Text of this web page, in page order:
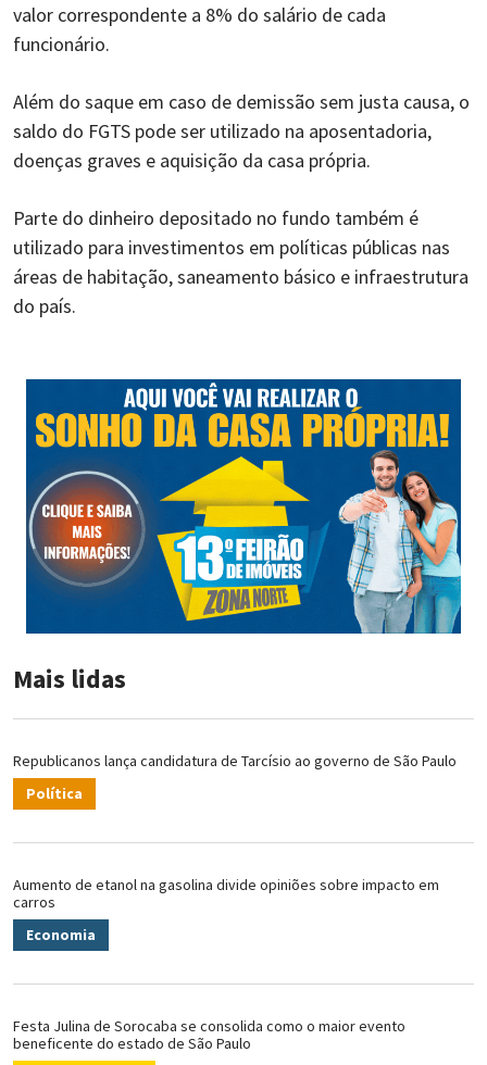
valor correspondente a 8% do salário de cada
funcionário.
Além do saque em caso de demissão sem justa causa, o
saldo do FGTS pode ser utilizado na aposentadoria,
doenças graves e aquisição da casa própria.
Parte do dinheiro depositado no fundo também é
utilizado para investimentos em políticas públicas nas
áreas de habitação, saneamento básico e infraestrutura
do país.
Mais lidas
Republicanos lança candidatura de Tarcísio ao governo de São Paulo
Política
Aumento de etanol na gasolina divide opiniões sobre impacto em
carros
Economia
Festa Julina de Sorocaba se consolida como o maior evento
beneficente do estado de São Paulo